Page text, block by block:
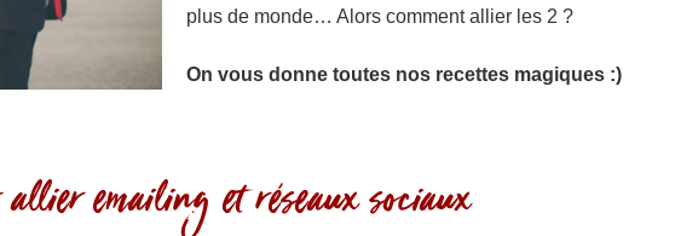
plus de monde… Alors comment allier les 2 ?
On vous donne toutes nos recettes magiques :)
emailing et réseaux sociaux